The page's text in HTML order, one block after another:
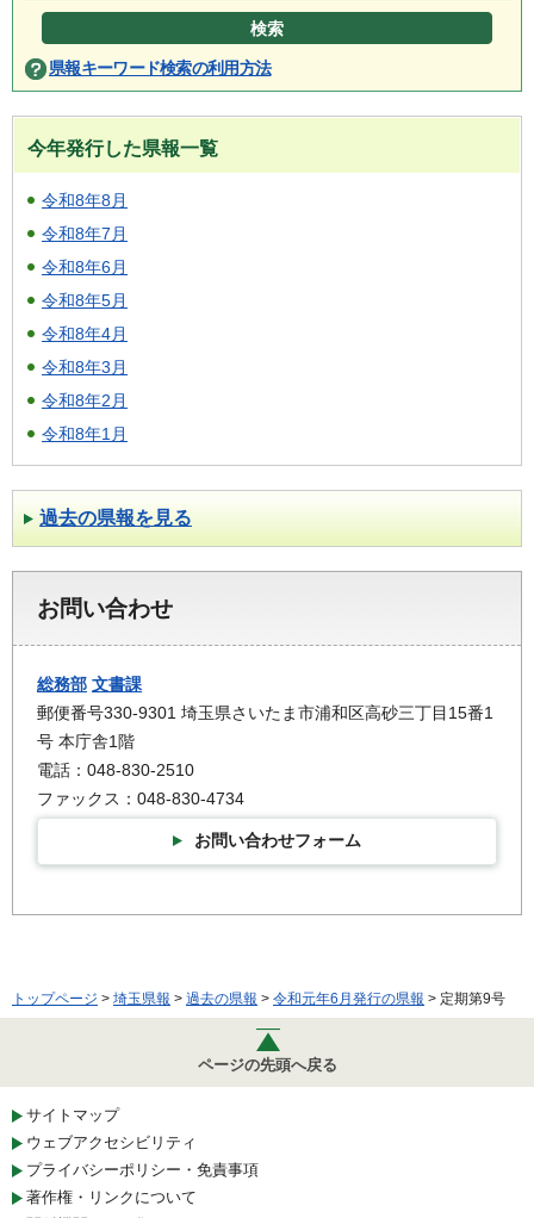
県報キーワード検索の利用方法
今年発行した県報一覧
令和8年8月
令和8年7月
令和8年6月
令和8年5月
令和8年4月
令和8年3月
令和8年2月
令和8年1月
過去の県報を見る
お問い合わせ
総務部 文書課
郵便番号330-9301 埼玉県さいたま市浦和区高砂三丁目15番1
号 本庁舎1階
電話：048-830-2510
ファックス：048-830-4734
お問い合わせフォーム
トップページ > 埼玉県報 > 過去の県報 > 令和元年6月発行の県報 > 定期第9号
ページの先頭へ戻る
サイトマップ
ウェブアクセシビリティ
プライバシーポリシー・免責事項
著作権・リンクについて